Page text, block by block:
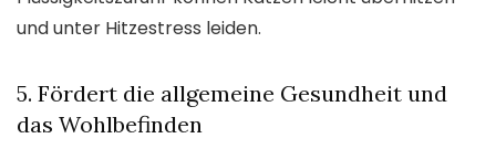
und unter Hitzestress leiden.
5. Fördert die allgemeine Gesundheit und
das Wohlbefinden